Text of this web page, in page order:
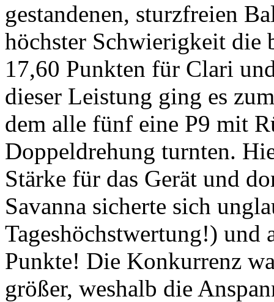
gestandenen, sturzfreien
höchster Schwierigkeit die
17,60 Punkten für Clari
dieser Leistung ging es
dem alle fünf eine P9 mit
Doppeldrehung turnten.
Stärke für das Gerät und
Savanna sicherte sich
Tageshöchstwertung!) und
Punkte! Die Konkurrenz
größer, weshalb die